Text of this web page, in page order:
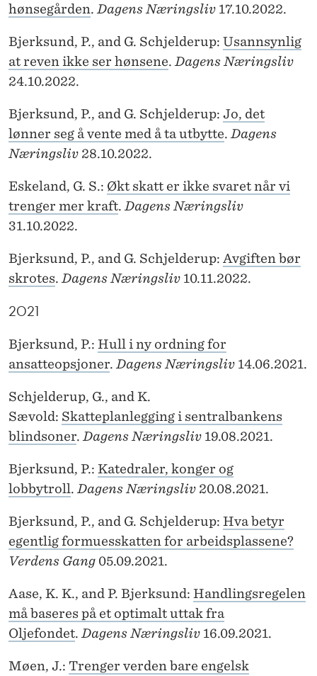
hønsegården. Dagens Næringsliv 17.10.2022.
Bjerksund, P., and G. Schjelderup: Usannsynlig
at reven ikke ser hønsene. Dagens Næringsliv
24.10.2022.
Bjerksund, P., and G. Schjelderup: Jo, det
lønner seg å vente med å ta utbytte. Dagens
Næringsliv 28.10.2022.
Eskeland, G. S.: Økt skatt er ikke svaret når vi
trenger mer kraft. Dagens Næringsliv
31.10.2022.
Bjerksund, P., and G. Schjelderup: Avgiften bør
skrotes. Dagens Næringsliv 10.11.2022.
2021
Bjerksund, P.: Hull i ny ordning for
ansatteopsjoner. Dagens Næringsliv 14.06.2021.
Schjelderup, G., and K.
Sævold: Skatteplanlegging i sentralbankens
blindsoner. Dagens Næringsliv 19.08.2021.
Bjerksund, P.: Katedraler, konger og
lobbytroll. Dagens Næringsliv 20.08.2021.
Bjerksund, P., and G. Schjelderup: Hva betyr
egentlig formuesskatten for arbeidsplassene?
Verdens Gang 05.09.2021.
Aase, K. K., and P. Bjerksund: Handlingsregelen
må baseres på et optimalt uttak fra
Oljefondet. Dagens Næringsliv 16.09.2021.
Møen, J.: Trenger verden bare engelsk